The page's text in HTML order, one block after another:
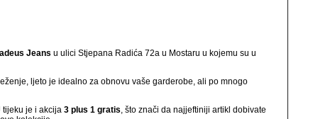
Jeans u ulici Stjepana Radića 72a u Mostaru u kojemu su u
ljeto je idealno za obnovu vaše garderobe, ali po mnogo
tijeku je i akcija 3 plus 1 gratis, što znači da najjeftiniji artikl dobivate